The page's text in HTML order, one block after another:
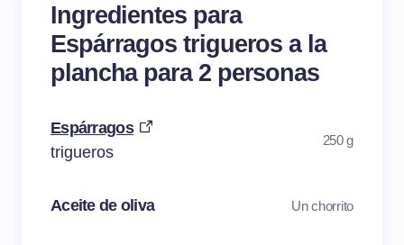
Ingredientes para
Espárragos trigueros a la
plancha para 2 personas
Espárragos
trigueros
250 g
Aceite de oliva Un chorrito